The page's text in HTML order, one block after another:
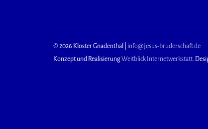
© 2026 Kloster Gnadenthal | info@jesus-bruderschaft.de
Konzept und RealisierungWeitblick Internetwerkstatt.